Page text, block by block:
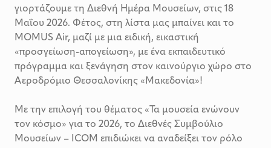
γιορτάζουμε τη Διεθνή Ημέρα Μουσείων, στις 18
Μαΐου 2026. Φέτος, στη λίστα μας μπαίνει και το
MOMUS Air, μαζί με μια ειδική, εικαστική
«προσγείωση-απογείωση», με ένα εκπαιδευτικό
πρόγραμμα και ξενάγηση στον καινούργιο χώρο στο
Αεροδρόμιο Θεσσαλονίκης «Μακεδονία»!
Με την επιλογή του θέματος «Τα μουσεία ενώνουν
τον κόσμο» για το 2026, το Διεθνές Συμβούλιο
Μουσείων – ICOM επιδιώκει να αναδείξει τον ρόλο